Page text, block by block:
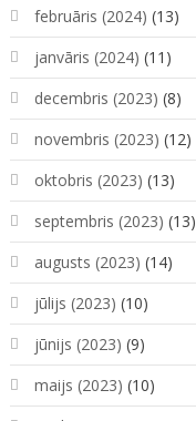
februāris (2024) (13)
janvāris (2024) (11)
decembris (2023) (8)
novembris (2023) (12)
oktobris (2023) (13)
septembris (2023) (13)
augusts (2023) (14)
jūlijs (2023) (10)
jūnijs (2023) (9)
maijs (2023) (10)